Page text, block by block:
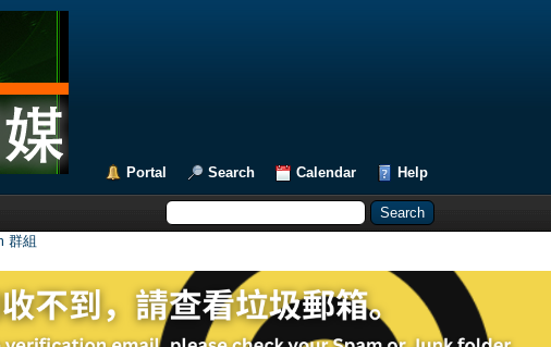
Portal Search Calendar Help
群組